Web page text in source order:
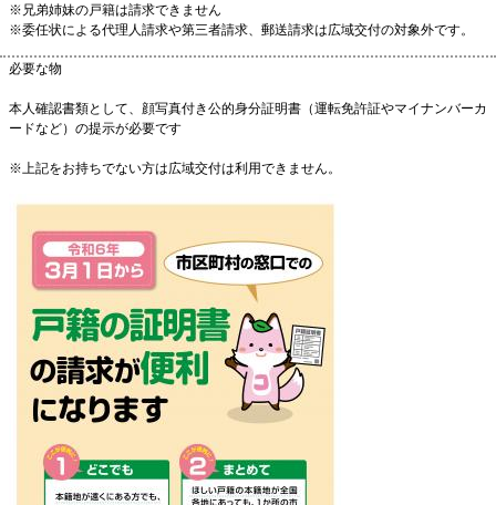
※兄弟姉妹の戸籍は請求できません
※委任状による代理人請求や第三者請求、郵送請求は広域交付の対象外です。
必要な物
本人確認書類として、顔写真付き公的身分証明書（運転免許証やマイナンバーカ
ードなど）の提示が必要です
※上記をお持ちでない方は広域交付は利用できません。